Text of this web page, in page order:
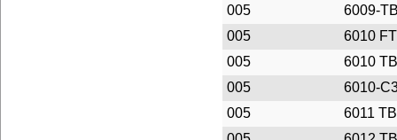
005
6009-
005
6010
005
6010
005
6010-
005
6011